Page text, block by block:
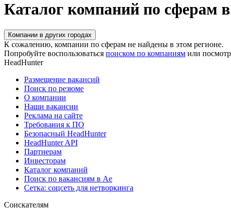
Каталог компаний по сферам
Компании в других городах
К сожалению, компании по сферам не найдены в этом регионе.
Попробуйте воспользоваться поиском по компаниям или
HeadHunter
Размещение вакансий
Поиск по резюме
О компании
Наши вакансии
Реклама на сайте
Требования к ПО
Безопасный HeadHunter
HeadHunter API
Партнерам
Инвесторам
Каталог компаний
Поиск по вакансиям в Ае
Сетка: соцсеть для нетворкинга
Соискателям